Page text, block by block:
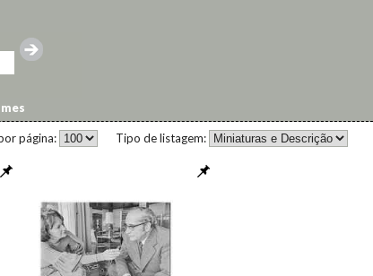
Tipo de listagem:
página: